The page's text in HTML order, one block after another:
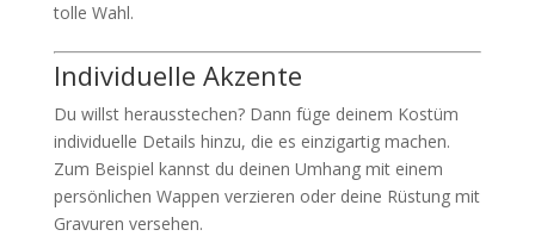
tolle Wahl.
Individuelle Akzente
Du willst herausstechen? Dann füge deinem Kostüm
individuelle Details hinzu, die es einzigartig machen.
Zum Beispiel kannst du deinen Umhang mit einem
persönlichen Wappen verzieren oder deine Rüstung mit
Gravuren versehen.